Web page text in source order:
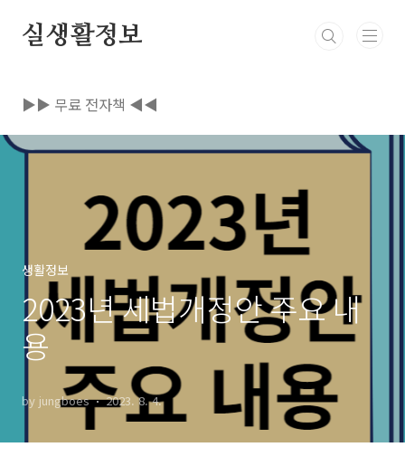
실생활정보
▶▶ 무료 전자책 ◀◀
생활정보
2023년 세법개정안 주요 내
용
by jungboes 2023. 8. 4.